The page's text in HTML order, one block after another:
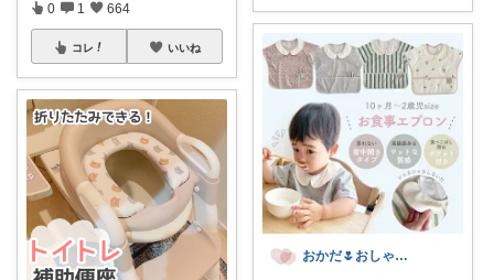
0 1 664
コレ いいね
おかだ🌷おしゃれを楽しむ￤ゆっくり更新